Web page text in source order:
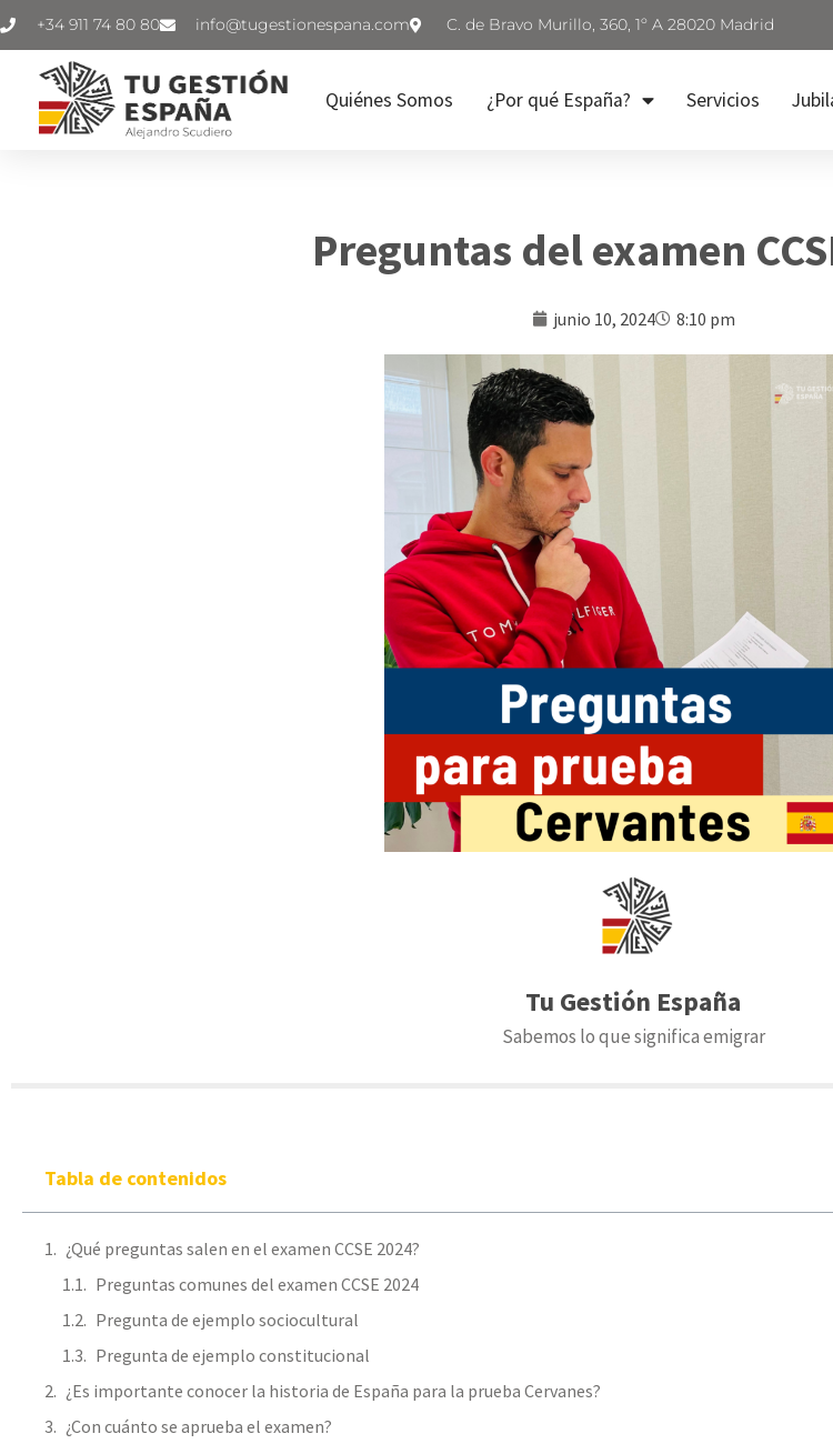
+34 911 74 80 80 C. de Bravo Murillo, 360, 1º A 28020 Madrid
Quiénes Somos ¿Por qué España? Servicios
Preguntas del examen
junio 10, 2024 8:10 pm
Tu Gestión España
Sabemos lo que significa emigrar
Tabla de contenidos
¿Qué preguntas salen en el examen CCSE 2024?
Preguntas comunes del examen CCSE 2024
Pregunta de ejemplo sociocultural
Pregunta de ejemplo constitucional
¿Es importante conocer la historia de España para la prueba Cervanes?
¿Con cuánto se aprueba el examen?